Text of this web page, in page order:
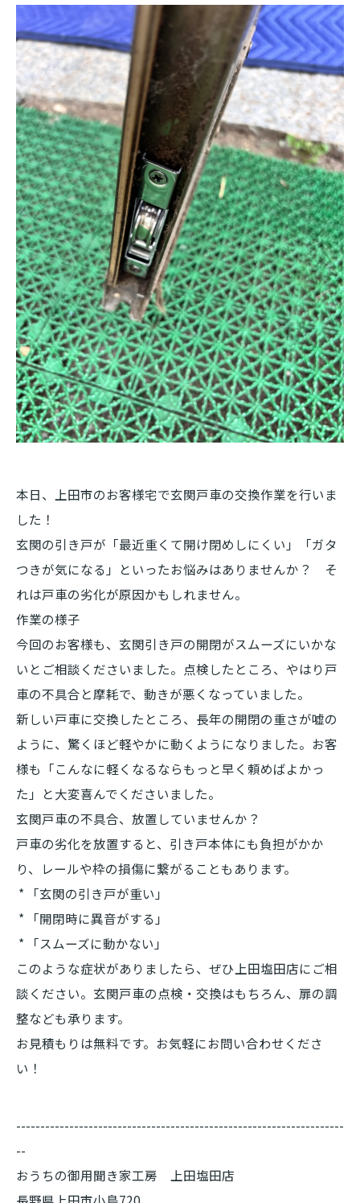
本日、上田市のお客様宅で玄関戸車の交換作業を行いま
した！
玄関の引き戸が「最近重くて開け閉めしにくい」「ガタ
つきが気になる」といったお悩みはありませんか？ そ
れは戸車の劣化が原因かもしれません。
作業の様子
今回のお客様も、玄関引き戸の開閉がスムーズにいかな
いとご相談くださいました。点検したところ、やはり戸
車の不具合と摩耗で、動きが悪くなっていました。
新しい戸車に交換したところ、長年の開閉の重さが嘘の
ように、驚くほど軽やかに動くようになりました。お客
様も「こんなに軽くなるならもっと早く頼めばよかっ
た」と大変喜んでくださいました。
玄関戸車の不具合、放置していませんか？
戸車の劣化を放置すると、引き戸本体にも負担がかか
り、レールや枠の損傷に繋がることもあります。
* 「玄関の引き戸が重い」
* 「開閉時に異音がする」
* 「スムーズに動かない」
このような症状がありましたら、ぜひ上田塩田店にご相
談ください。玄関戸車の点検・交換はもちろん、扉の調
整なども承ります。
お見積もりは無料です。お気軽にお問い合わせくださ
い！
--------------------------------------------------------------------
--
おうちの御用聞き家工房 上田塩田店